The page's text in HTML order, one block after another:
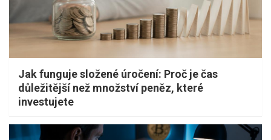
Jak funguje složené úročení: Proč je čas
důležitější než množství peněz, které
investujete